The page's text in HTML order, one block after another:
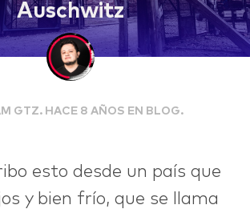
Auschwitz
GTZ. HACE 8 AÑOS EN BLOG.
esto desde un país que
y bien frío, que se llama